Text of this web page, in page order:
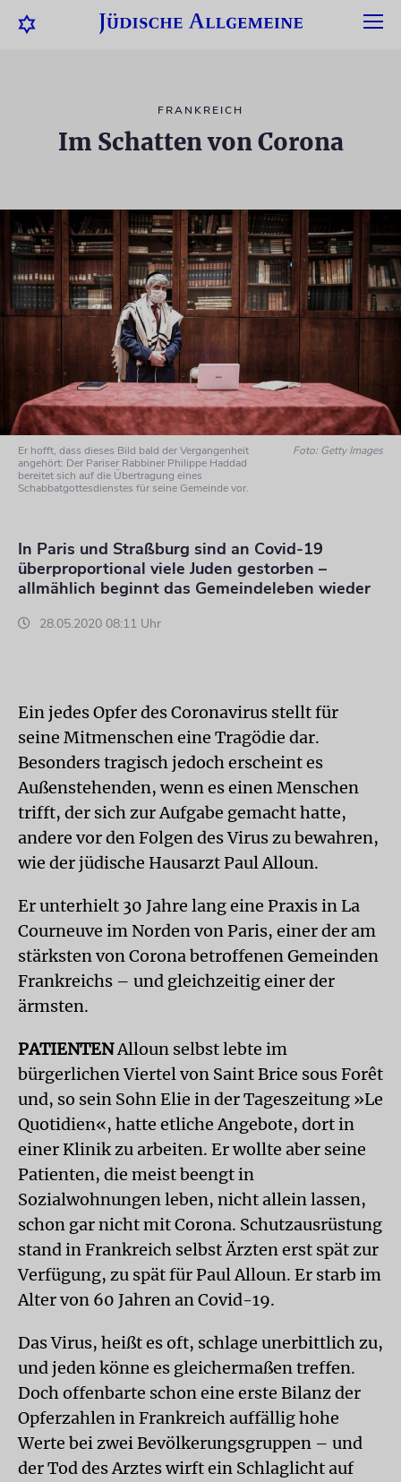
FRANKREICH
Im Schatten von Corona
Er hofft, dass dieses Bild bald der Vergangenheit
angehört: Der Pariser Rabbiner Philippe Haddad
bereitet sich auf die Übertragung eines
Schabbatgottesdienstes für seine Gemeinde vor.
Foto: Getty Images
In Paris und Straßburg sind an Covid-19
überproportional viele Juden gestorben –
allmählich beginnt das Gemeindeleben wieder
28.05.2020 08:11 Uhr
Ein jedes Opfer des Coronavirus stellt für
seine Mitmenschen eine Tragödie dar.
Besonders tragisch jedoch erscheint es
Außenstehenden, wenn es einen Menschen
trifft, der sich zur Aufgabe gemacht hatte,
andere vor den Folgen des Virus zu bewahren,
wie der jüdische Hausarzt Paul Alloun.
Er unterhielt 30 Jahre lang eine Praxis in La
Courneuve im Norden von Paris, einer der am
stärksten von Corona betroffenen Gemeinden
Frankreichs – und gleichzeitig einer der
ärmsten.
PATIENTENAlloun selbst lebte im
bürgerlichen Viertel von Saint Brice sous Forêt
und, so sein Sohn Elie in der Tageszeitung »Le
Quotidien«, hatte etliche Angebote, dort in
einer Klinik zu arbeiten. Er wollte aber seine
Patienten, die meist beengt in
Sozialwohnungen leben, nicht allein lassen,
schon gar nicht mit Corona. Schutzausrüstung
stand in Frankreich selbst Ärzten erst spät zur
Verfügung, zu spät für Paul Alloun. Er starb im
Alter von 60 Jahren an Covid-19.
Das Virus, heißt es oft, schlage unerbittlich zu,
und jeden könne es gleichermaßen treffen.
Doch offenbarte schon eine erste Bilanz der
Opferzahlen in Frankreich auffällig hohe
Werte bei zwei Bevölkerungsgruppen – und
der Tod des Arztes wirft ein Schlaglicht auf